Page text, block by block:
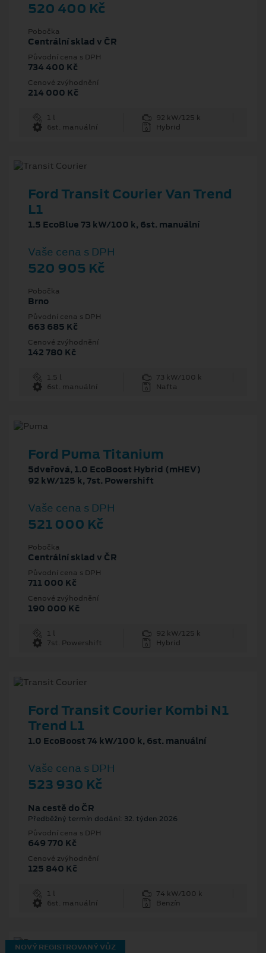
520 400 Kč
Pobočka
Centrální sklad v ČR
Původní cena s DPH
734 400 Kč
Cenové zvýhodnění
214 000 Kč
1 l
92 kW/125 k
6st. manuální
Hybrid
Ford Transit Courier Van Trend
L1
1.5 EcoBlue 73 kW/100 k, 6st. manuální
Vaše cena s DPH
520 905 Kč
Pobočka
Brno
Původní cena s DPH
663 685 Kč
Cenové zvýhodnění
142 780 Kč
1.5 l
73 kW/100 k
6st. manuální
Nafta
Ford Puma Titanium
5dveřová, 1.0 EcoBoost Hybrid (mHEV)
92 kW/125 k, 7st. Powershift
Vaše cena s DPH
521 000 Kč
Pobočka
Centrální sklad v ČR
Původní cena s DPH
711 000 Kč
Cenové zvýhodnění
190 000 Kč
1 l
92 kW/125 k
7st. Powershift
Hybrid
Ford Transit Courier Kombi N1
Trend L1
1.0 EcoBoost 74 kW/100 k, 6st. manuální
Vaše cena s DPH
523 930 Kč
Na cestě do ČR
Předběžný termín dodání: 32. týden 2026
Původní cena s DPH
649 770 Kč
Cenové zvýhodnění
125 840 Kč
1 l
74 kW/100 k
6st. manuální
Benzín
NOVÝ REGISTROVANÝ VŮZ